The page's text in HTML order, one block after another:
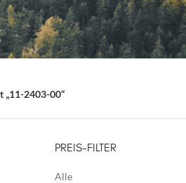
2403-00“
PREIS-FILTER
Alle